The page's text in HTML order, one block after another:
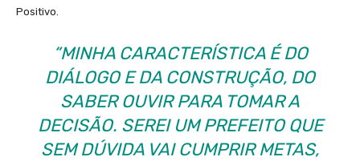
Positivo.
“MINHA CARACTERÍSTICA É DO
DIÁLOGO E DA CONSTRUÇÃO, DO
SABER OUVIR PARA TOMAR A
DECISÃO. SEREI UM PREFEITO QUE
SEM DÚVIDA VAI CUMPRIR METAS,